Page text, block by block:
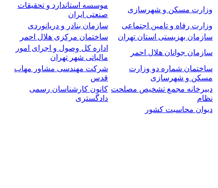
وزارت مسکن و شهرسازی
موسسه استاندارد و تحقیقات
صنعتی ایران
وزارت رفاه و تامین اجتماعی
سازمان بنادر و دریانوردی
سازمان بهزیستی استان تهران
ساختمان مرکزی هلال احمر
سازمان جوانان هلال احمر
اداره کل وصول و اجرای امور
مالیاتی شهر تهران
ساختمان شماره دو وزارت
مسکن و شهرسازی
شرکت مهندسی مشاور مهاب
قدس
دبیرخانه مجمع تشخیص مصلحت
نظام
کانون کارشناسان رسمی
دادگستری
دیوان محاسبت کشور